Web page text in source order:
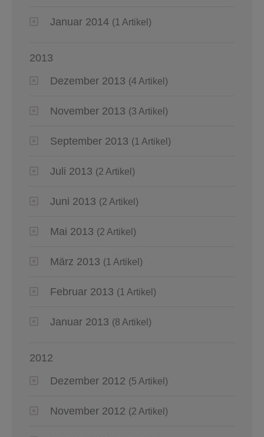
Januar 2014 (1 Artikel)
2013
Dezember 2013 (4 Artikel)
November 2013 (3 Artikel)
September 2013 (1 Artikel)
Juli 2013 (2 Artikel)
Juni 2013 (2 Artikel)
Mai 2013 (2 Artikel)
März 2013 (1 Artikel)
Februar 2013 (1 Artikel)
Januar 2013 (8 Artikel)
2012
Dezember 2012 (5 Artikel)
November 2012 (2 Artikel)